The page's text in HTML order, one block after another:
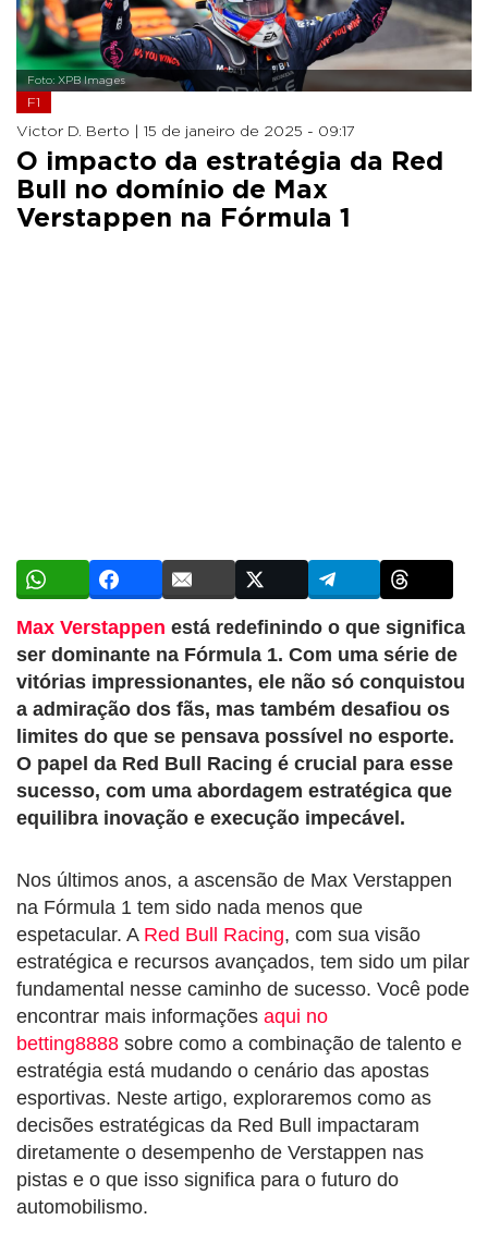
Foto: XPB Images
F1
Victor D. Berto | 15 de janeiro de 2025 - 09:17
O impacto da estratégia da Red
Bull no domínio de Max
Verstappen na Fórmula 1
Max Verstappen está redefinindo o que significa
ser dominante na Fórmula 1. Com uma série de
vitórias impressionantes, ele não só conquistou
a admiração dos fãs, mas também desafiou os
limites do que se pensava possível no esporte.
O papel da Red Bull Racing é crucial para esse
sucesso, com uma abordagem estratégica que
equilibra inovação e execução impecável.
Nos últimos anos, a ascensão de Max Verstappen
na Fórmula 1 tem sido nada menos que
espetacular. A Red Bull Racing, com sua visão
estratégica e recursos avançados, tem sido um pilar
fundamental nesse caminho de sucesso. Você pode
encontrar mais informações aqui no
betting8888 sobre como a combinação de talento e
estratégia está mudando o cenário das apostas
esportivas. Neste artigo, exploraremos como as
decisões estratégicas da Red Bull impactaram
diretamente o desempenho de Verstappen nas
pistas e o que isso significa para o futuro do
automobilismo.